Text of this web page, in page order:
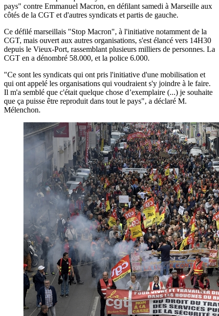
pays" contre Emmanuel Macron, en défilant samedi à Marseille aux
côtés de la CGT et d'autres syndicats et partis de gauche.
Ce défilé marseillais "Stop Macron", à l'initiative notamment de la
CGT, mais ouvert aux autres organisations, s'est élancé vers 14H30
depuis le Vieux-Port, rassemblant plusieurs milliers de personnes. La
CGT en a dénombré 58.000, et la police 6.000.
"Ce sont les syndicats qui ont pris l'initiative d'une mobilisation et
qui ont appelé les organisations qui voudraient s'y joindre à le faire.
Il m'a semblé que c'était quelque chose d’exemplaire (...) je souhaite
que ça puisse être reproduit dans tout le pays", a déclaré M.
Mélenchon.